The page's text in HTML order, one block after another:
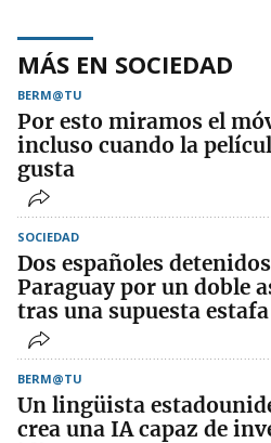
MÁS EN SOCIEDAD
BERM@TU
Por esto miramos el
incluso cuando la
gusta
SOCIEDAD
Dos españoles
Paraguay por un doble
tras una supuesta
BERM@TU
Un lingüista
crea una IA capaz de